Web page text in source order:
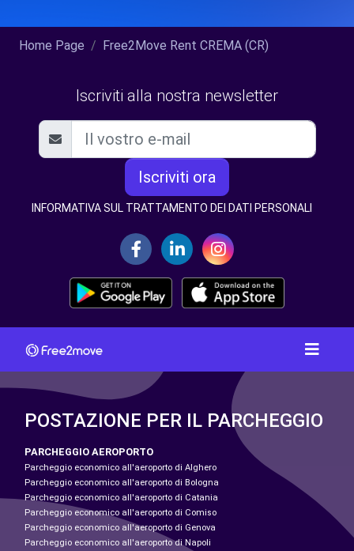
Home Page Free2Move Rent CREMA (CR)
Iscriviti alla nostra newsletter
Iscriviti ora
INFORMATIVA SUL TRATTAMENTO DEI DATI PERSONALI
POSTAZIONE PER IL PARCHEGGIO
PARCHEGGIO AEROPORTO
Parcheggio economico all'aeroporto di Alghero
Parcheggio economico all'aeroporto di Bologna
Parcheggio economico all'aeroporto di Catania
Parcheggio economico all'aeroporto di Comiso
Parcheggio economico all'aeroporto di Genova
Parcheggio economico all'aeroporto di Napoli